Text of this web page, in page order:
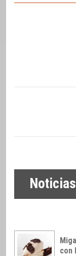
con